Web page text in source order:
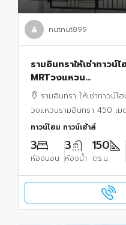
nutnut899
รามอินทราให้เช่าทาวน์
MRTวงแหวน
รามอินทรา450ม.25ตร.
ข้าว โซฟา เตียงนอน แ
รามอินทรา ให้เช่าทาวน์
วงแหวนรามอินทรา 450 เม
ทาวน์โฮม ทาวน์เฮ้าส์
3
ห้องนอน
3
ห้องน้ำ
150
ตร.ม.